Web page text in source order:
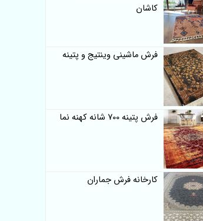
کاشان
فرش ماشینی وینتیج و پتینه
فرش پتینه 700 شانه کهنه نما
کارخانه فرش جماران